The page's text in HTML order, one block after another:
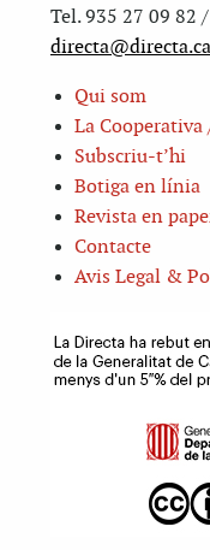
Tel. 935 27 09 82
Qui som
La Cooperativa
Subscriu-t’hi
Botiga en línia
Revista en
Contacte
Avis Legal &